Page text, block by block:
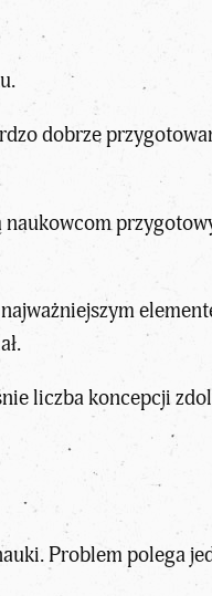
dobrze
naukowcom
liczba koncepcji
Problem polega